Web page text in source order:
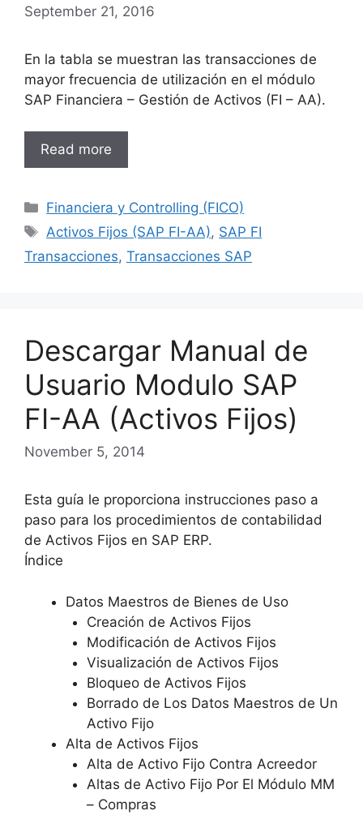
September 21, 2016
En la tabla se muestran las transacciones de
mayor frecuencia de utilización en el módulo
SAP Financiera – Gestión de Activos (FI – AA).
Read more
Categories
Financiera y Controlling (FICO)
Tags
Activos Fijos (SAP FI-AA), SAP FI
Transacciones, Transacciones SAP
Descargar Manual de
Usuario Modulo SAP
FI-AA (Activos Fijos)
November 5, 2014
Esta guía le proporciona instrucciones paso a
paso para los procedimientos de contabilidad
de Activos Fijos en SAP ERP.
Índice
Datos Maestros de Bienes de Uso
Creación de Activos Fijos
Modificación de Activos Fijos
Visualización de Activos Fijos
Bloqueo de Activos Fijos
Borrado de Los Datos Maestros de Un
Activo Fijo
Alta de Activos Fijos
Alta de Activo Fijo Contra Acreedor
Altas de Activo Fijo Por El Módulo MM
– Compras